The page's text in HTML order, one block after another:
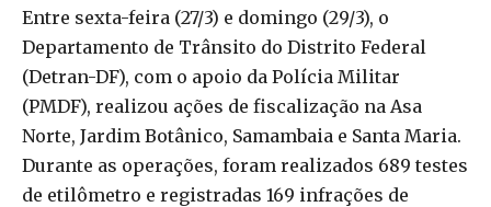
Entre sexta-feira (27/3) e domingo (29/3), o
Departamento de Trânsito do Distrito Federal
(Detran-DF), com o apoio da Polícia Militar
(PMDF), realizou ações de fiscalização na Asa
Norte, Jardim Botânico, Samambaia e Santa Maria.
Durante as operações, foram realizados 689 testes
de etilômetro e registradas 169 infrações de